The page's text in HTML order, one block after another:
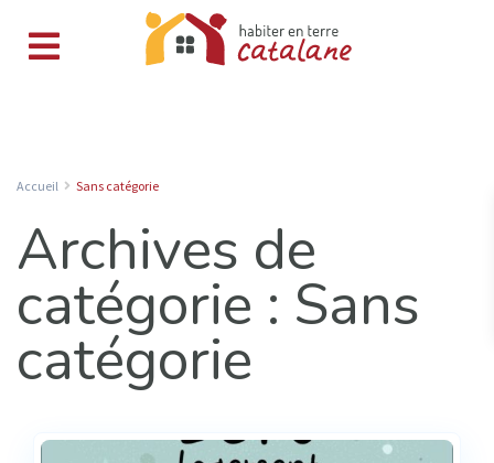
Accueil Sans catégorie
Archives de
catégorie : Sans
catégorie